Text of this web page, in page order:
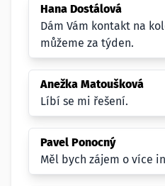
Hana Dostálová
Dám Vám kontakt na
můžeme za týden.
Anežka Matoušková
Líbí se mi řešení.
Pavel Ponocný
Měl bych zájem o více